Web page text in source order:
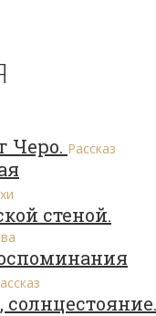
Черо. Рассказ
стеной.